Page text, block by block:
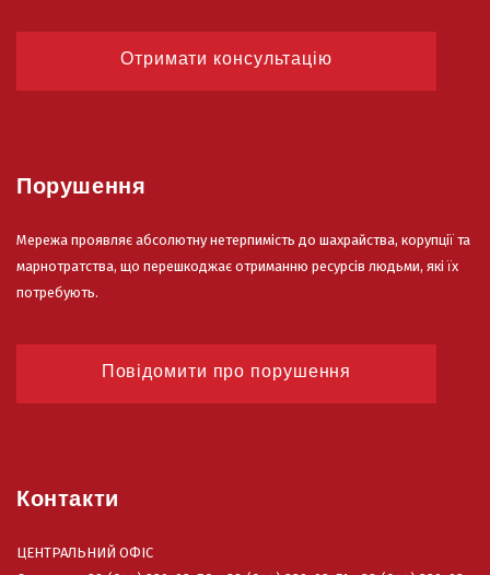
Отримати консультацію
Порушення
Мережа проявляє абсолютну нетерпимість до шахрайства, корупції та
марнотратства, що перешкоджає отриманню ресурсів людьми, які їх
потребують.
Повідомити про порушення
Контакти
ЦЕНТРАЛЬНИЙ ОФІС